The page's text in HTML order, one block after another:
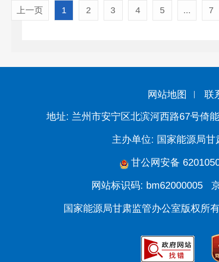
上一页 1 2 3 4 5 ... 7
网站地图 联
地址: 兰州市安宁区北滨河西路67号倚
主办单位: 国家能源局甘
甘公网安备
网站标识码: bm62000005
国家能源局甘肃监管办公室版权所